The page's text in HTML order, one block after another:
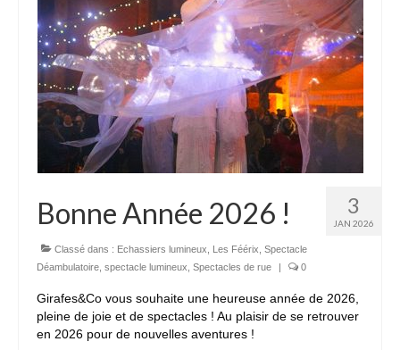
3
JAN 2026
Bonne Année 2026 !
Classé dans : Echassiers lumineux Les Féérix Spectacle
Déambulatoire spectacle lumineux Spectacles de rue | 0
Girafes&Co vous souhaite une heureuse année de 2026,
pleine de joie et de spectacles ! Au plaisir de se retrouver
en 2026 pour de nouvelles aventures !